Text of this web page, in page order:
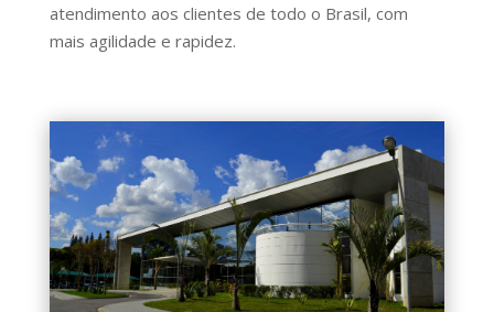
atendimento aos clientes de todo o Brasil, com
mais agilidade e rapidez.